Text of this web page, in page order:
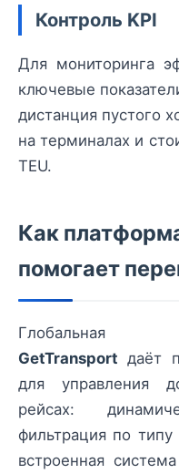
Контроль KPI
Для мониторинга
ключевые
дистанция пустого
на терминалах и
TEU.
Как
помогает
Глобальная
GetTransport даёт
для управления
рейсах:
фильтрация по
встроенная